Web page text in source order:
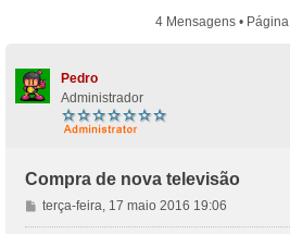
4 Mensagens • Página
Pedro
Administrador
Compra de nova televisão
M
e
terça-feira, 17 maio 2016 19:06